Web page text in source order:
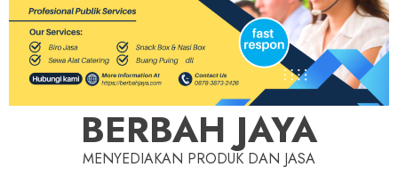
BERBAH JAYA
MENYEDIAKAN PRODUK DAN JASA